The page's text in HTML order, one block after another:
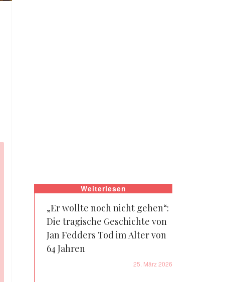
Weiterlesen
„Er wollte noch nicht gehen“:
Die tragische Geschichte von
Jan Fedders Tod im Alter von
64 Jahren
25. März 2026